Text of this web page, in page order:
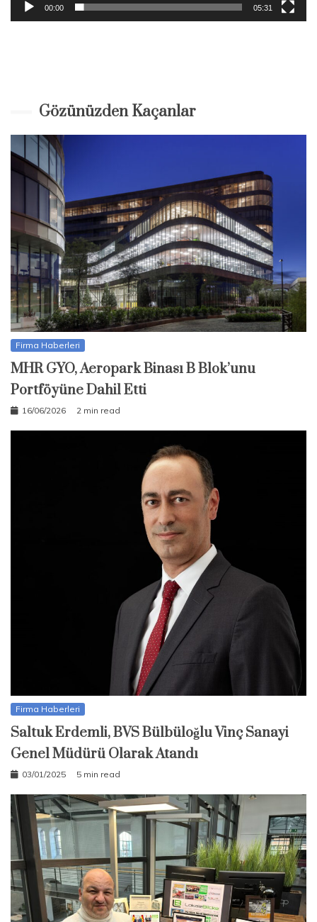
00:00 05:31
Gözünüzden Kaçanlar
Firma Haberleri
MHR GYO, Aeropark Binası B Blok’unu
Portföyüne Dahil Etti
16/06/2026 2 min read
Firma Haberleri
Saltuk Erdemli, BVS Bülbüloğlu Vinç Sanayi
Genel Müdürü Olarak Atandı
03/01/2025 5 min read